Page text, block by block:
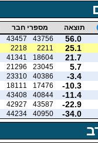
תוצאה מספרי חבר
56.0
43756
43457
25.1
2211
2218
21.7
18604
41341
5.7
23045
21296
-3.4
40386
23310
-10.3
17476
18111
-11.4
40844
43408
-22.9
43587
42927
-34.0
40950
44234